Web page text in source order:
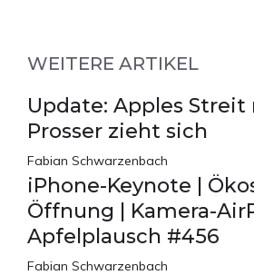
WEITERE ARTIKEL
Update: Apples
Prosser zieht sich
Fabian Schwarzenbach
iPhone-Keynote |
Öffnung | Kamera-
Apfelplausch #456
Fabian Schwarzenbach